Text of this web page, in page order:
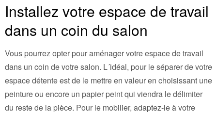
Installez votre espace de travail
dans un coin du salon
Vous pourrez opter pour aménager votre espace de travail
dans un coin de votre salon. L´idéal, pour le séparer de votre
espace détente est de le mettre en valeur en choisissant une
peinture ou encore un papier peint qui viendra le délimiter
du reste de la pièce. Pour le mobilier, adaptez-le à votre